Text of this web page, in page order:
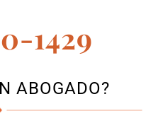
1429
ABOGADO?